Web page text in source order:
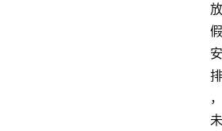
放
假
安
排
，
未